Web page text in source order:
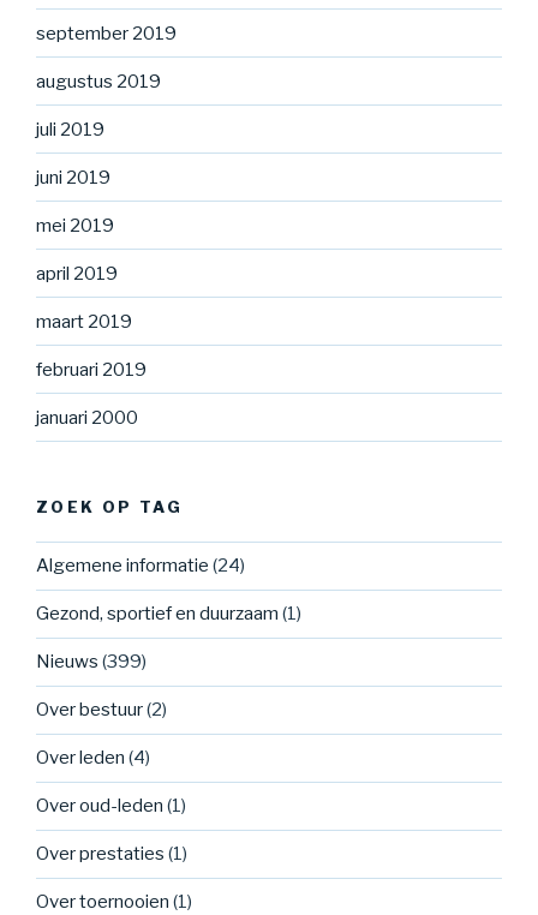
september 2019
augustus 2019
juli 2019
juni 2019
mei 2019
april 2019
maart 2019
februari 2019
januari 2000
ZOEK OP TAG
Algemene informatie (24)
Gezond, sportief en duurzaam (1)
Nieuws (399)
Over bestuur(2)
Over leden (4)
Over oud-leden (1)
Over prestaties (1)
Over toernooien (1)